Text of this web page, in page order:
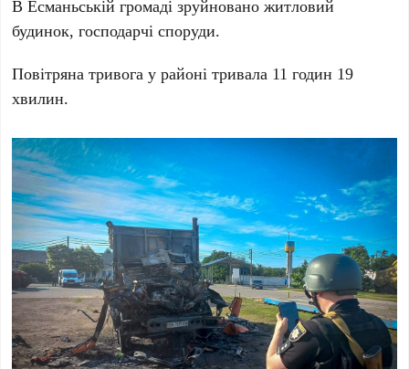
В Есманьській громаді зруйновано житловий
будинок, господарчі споруди.
Повітряна тривога у районі тривала 11 годин 19
хвилин.